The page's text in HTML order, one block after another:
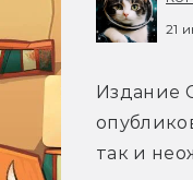
21
Издание